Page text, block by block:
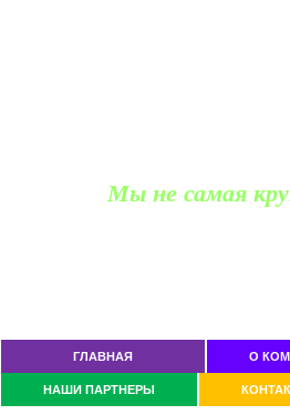
Мы не самая
ГЛАВНАЯ О
НАШИ ПАРТНЕРЫ